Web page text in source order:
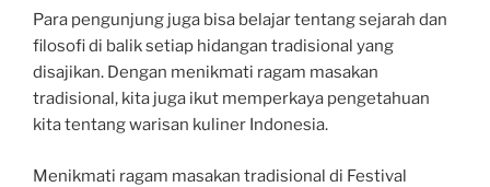
Para pengunjung juga bisa belajar tentang sejarah dan
filosofi di balik setiap hidangan tradisional yang
disajikan. Dengan menikmati ragam masakan
tradisional, kita juga ikut memperkaya pengetahuan
kita tentang warisan kuliner Indonesia.
Menikmati ragam masakan tradisional di Festival